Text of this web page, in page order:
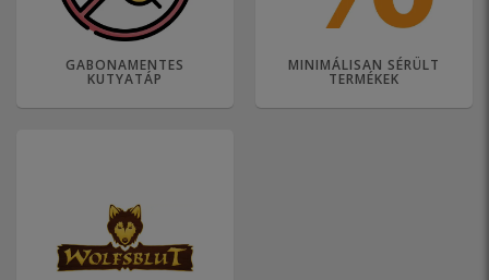
GABONAMENTES
KUTYATÁP
MINIMÁLISAN SÉRÜLT
TERMÉKEK